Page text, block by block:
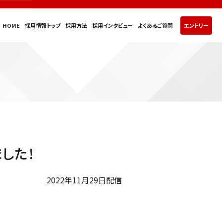
HOME 採用情報トップ 採用方法 採用インタビュー よくあるご質問 エントリー
た！
2022年11月29日配信